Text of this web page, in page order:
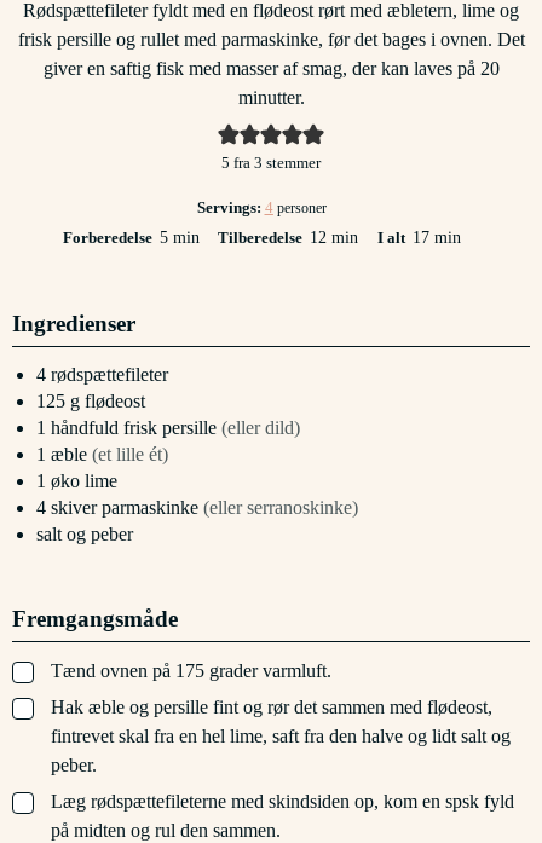
Rødspættefileter fyldt med en flødeost rørt med æbletern, lime og
frisk persille og rullet med parmaskinke, før det bages i ovnen. Det
giver en saftig fisk med masser af smag, der kan laves på 20
minutter.
5 fra 3 stemmer
Servings: 4 personer
Forberedelse 5minutter
min Tilberedelse 12 minutter
min I alt 17minutter
min
Ingredienser
4 rødspættefileter
125 g flødeost
1 håndfuld frisk persille (eller dild)
1 æble (et lille ét)
1 øko lime
4 skiver parmaskinke (eller serranoskinke)
salt og peber
Fremgangsmåde
▢
Tænd ovnen på 175 grader varmluft.
▢
Hak æble og persille fint og rør det sammen med flødeost,
fintrevet skal fra en hel lime, saft fra den halve og lidt salt og
peber.
▢
Læg rødspættefileterne med skindsiden op, kom en spsk fyld
på midten og rul den sammen.